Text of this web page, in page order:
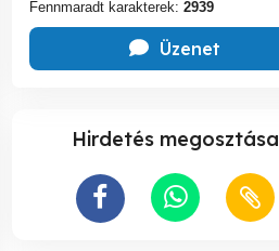
Fennmaradt karakterek: 2939
Üzenet
Hirdetés megosztása